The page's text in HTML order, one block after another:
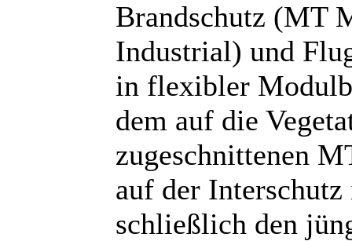
Brandschutz (MT
Industrial) und
in flexibler
dem auf die
zugeschnittenen
auf der
schließlich den